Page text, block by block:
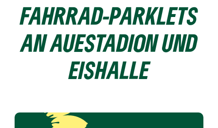
FAHRRAD-PARKLETS
AN AUESTADION UND
EISHALLE